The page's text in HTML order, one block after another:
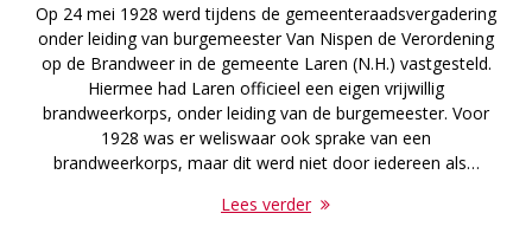
Op 24 mei 1928 werd tijdens de gemeenteraadsvergadering
onder leiding van burgemeester Van Nispen de Verordening
op de Brandweer in de gemeente Laren (N.H.) vastgesteld.
Hiermee had Laren officieel een eigen vrijwillig
brandweerkorps, onder leiding van de burgemeester. Voor
1928 was er weliswaar ook sprake van een
brandweerkorps, maar dit werd niet door iedereen als…
Lees verder